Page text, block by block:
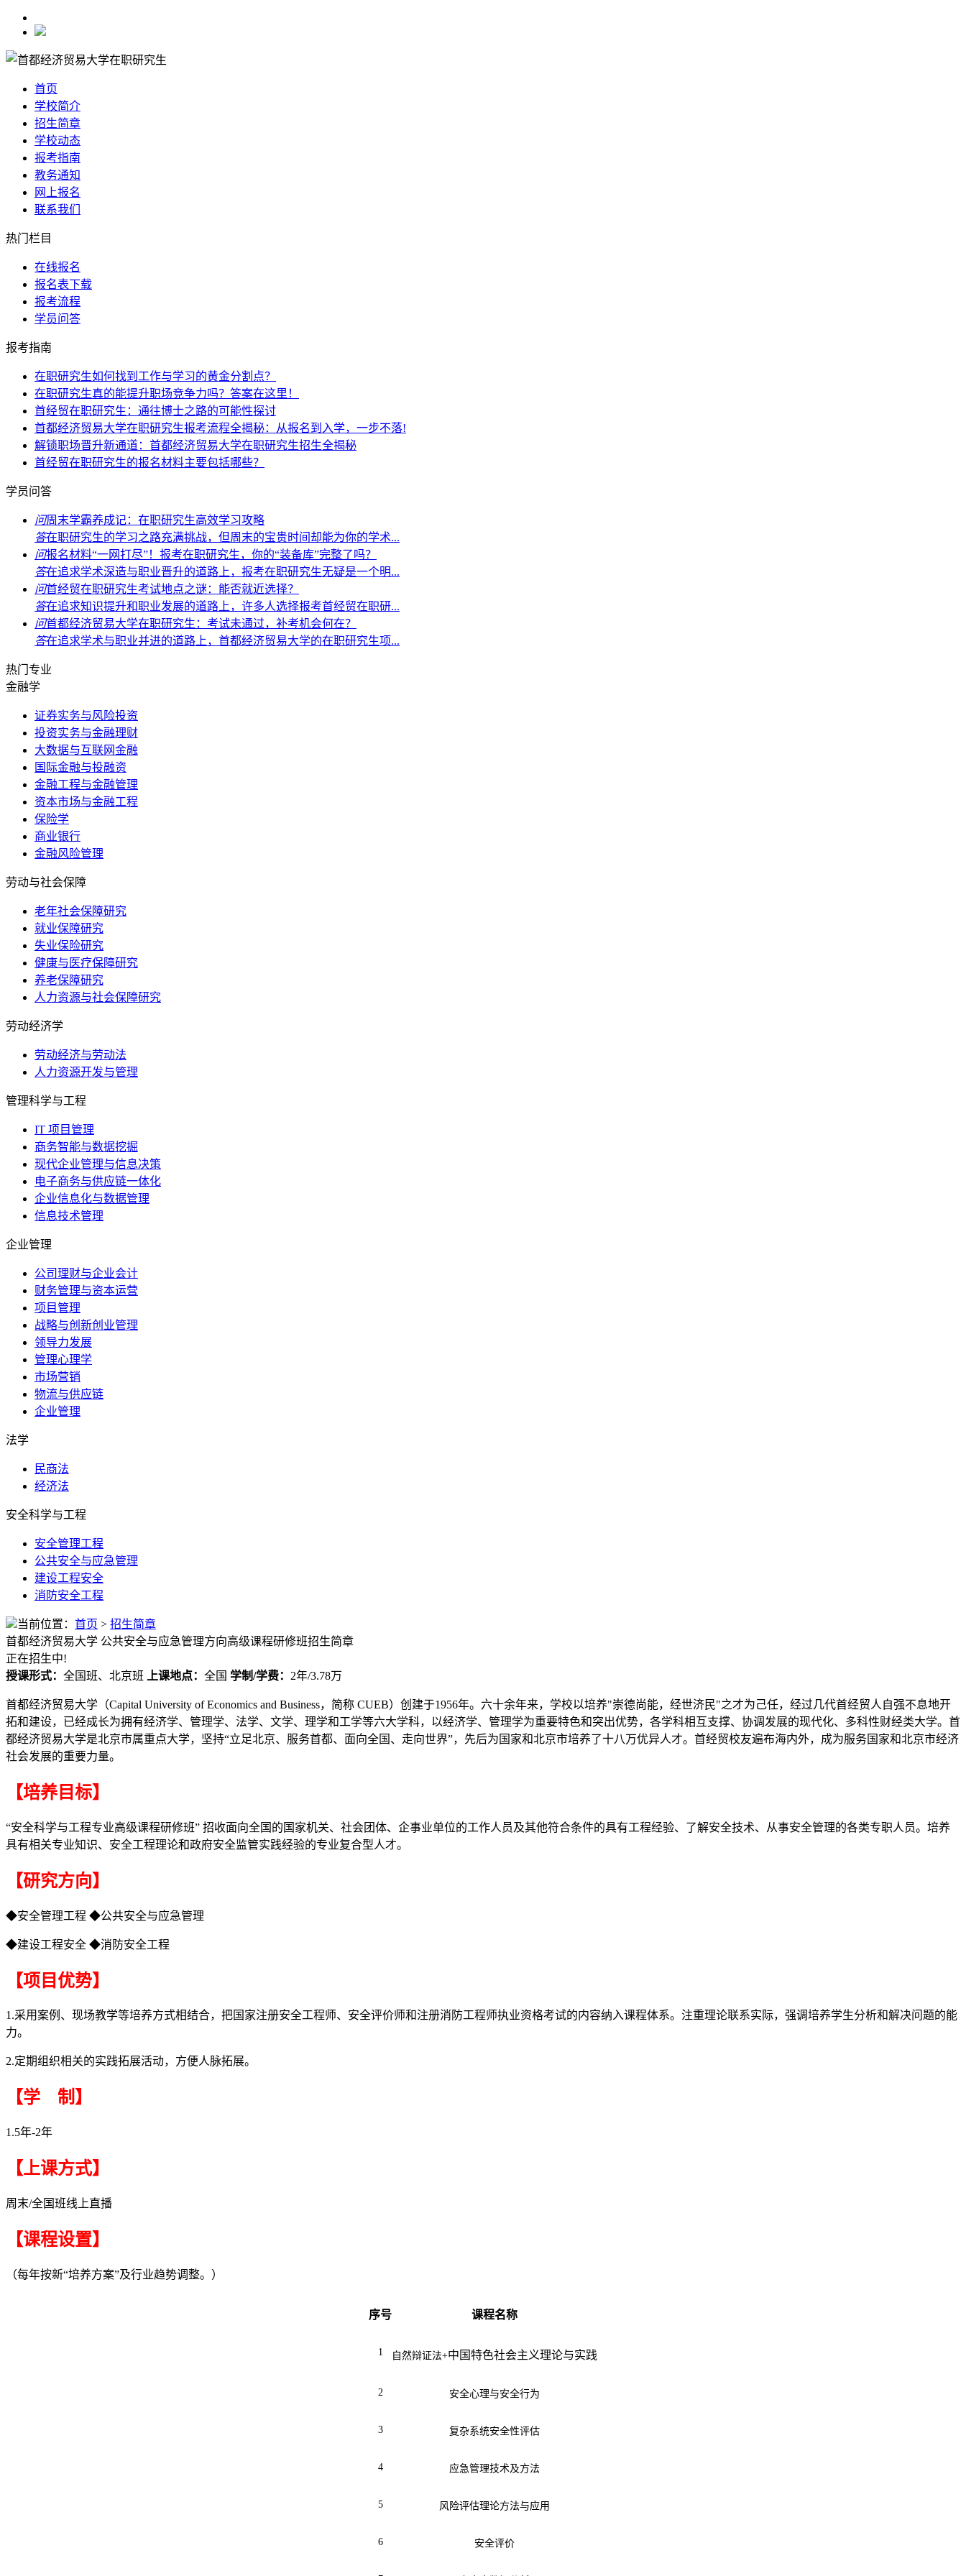
首页
学校简介
招生简章
学校动态
报考指南
教务通知
网上报名
联系我们
热门栏目
在线报名
报名表下载
报考流程
学员问答
报考指南
在职研究生如何找到工作与学习的黄金分割点？
在职研究生真的能提升职场竞争力吗？答案在这里！
首经贸在职研究生：通往博士之路的可能性探讨
首都经济贸易大学在职研究生报考流程全揭秘：从报名到入学，一步不落!
解锁职场晋升新通道：首都经济贸易大学在职研究生招生全揭秘
首经贸在职研究生的报名材料主要包括哪些？
学员问答
问周末学霸养成记：在职研究生高效学习攻略
答在职研究生的学习之路充满挑战，但周末的宝贵时间却能为你的学术...
问报名材料“一网打尽”！报考在职研究生，你的“装备库”完整了吗？
答在追求学术深造与职业晋升的道路上，报考在职研究生无疑是一个明...
问首经贸在职研究生考试地点之谜：能否就近选择？
答在追求知识提升和职业发展的道路上，许多人选择报考首经贸在职研...
问首都经济贸易大学在职研究生：考试未通过，补考机会何在？
答在追求学术与职业并进的道路上，首都经济贸易大学的在职研究生项...
热门专业
金融学
证券实务与风险投资
投资实务与金融理财
大数据与互联网金融
国际金融与投融资
金融工程与金融管理
资本市场与金融工程
保险学
商业银行
金融风险管理
劳动与社会保障
老年社会保障研究
就业保障研究
失业保险研究
健康与医疗保障研究
养老保障研究
人力资源与社会保障研究
劳动经济学
劳动经济与劳动法
人力资源开发与管理
管理科学与工程
IT 项目管理
商务智能与数据挖掘
现代企业管理与信息决策
电子商务与供应链一体化
企业信息化与数据管理
信息技术管理
企业管理
公司理财与企业会计
财务管理与资本运营
项目管理
战略与创新创业管理
领导力发展
管理心理学
市场营销
物流与供应链
企业管理
法学
民商法
经济法
安全科学与工程
安全管理工程
公共安全与应急管理
建设工程安全
消防安全工程
当前位置： 首页 > 招生简章
首都经济贸易大学 公共安全与应急管理方向高级课程研修班招生简章
正在招生中!
授课形式： 全国班、北京班 上课地点： 全国 学制/学费： 2年/3.78万
首都经济贸易大学（Capital University of Economics and Business，简称 CUEB）创建于1956年。六十余年来，学校以培养"崇德尚能，经世济民"之才为己任，经过几代首经贸人自强不息地开
拓和建设，已经成长为拥有经济学、管理学、法学、文学、理学和工学等六大学科，以经济学、管理学为重要特色和突出优势，各学科相互支撑、协调发展的现代化、多科性财经类大学。首
都经济贸易大学是北京市属重点大学，坚持“立足北京、服务首都、面向全国、走向世界”，先后为国家和北京市培养了十八万优异人才。首经贸校友遍布海内外，成为服务国家和北京市经济
社会发展的重要力量。
【培养目标】
“安全科学与工程专业高级课程研修班” 招收面向全国的国家机关、社会团体、企事业单位的工作人员及其他符合条件的具有工程经验、了解安全技术、从事安全管理的各类专职人员。培养
具有相关专业知识、安全工程理论和政府安全监管实践经验的专业复合型人才。
【研究方向】
◆安全管理工程 ◆公共安全与应急管理
◆建设工程安全 ◆消防安全工程
【项目优势】
1.采用案例、现场教学等培养方式相结合，把国家注册安全工程师、安全评价师和注册消防工程师执业资格考试的内容纳入课程体系。注重理论联系实际，强调培养学生分析和解决问题的能
力。
2.定期组织相关的实践拓展活动，方便人脉拓展。
【学 制】
1.5年-2年
【上课方式】
周末/全国班线上直播
【课程设置】
（每年按新“培养方案”及行业趋势调整。）
序号 课程名称
1 自然辩证法+中国特色社会主义理论与实践
2 安全心理与安全行为
3 复杂系统安全性评估
4 应急管理技术及方法
5 风险评估理论方法与应用
6 安全评价